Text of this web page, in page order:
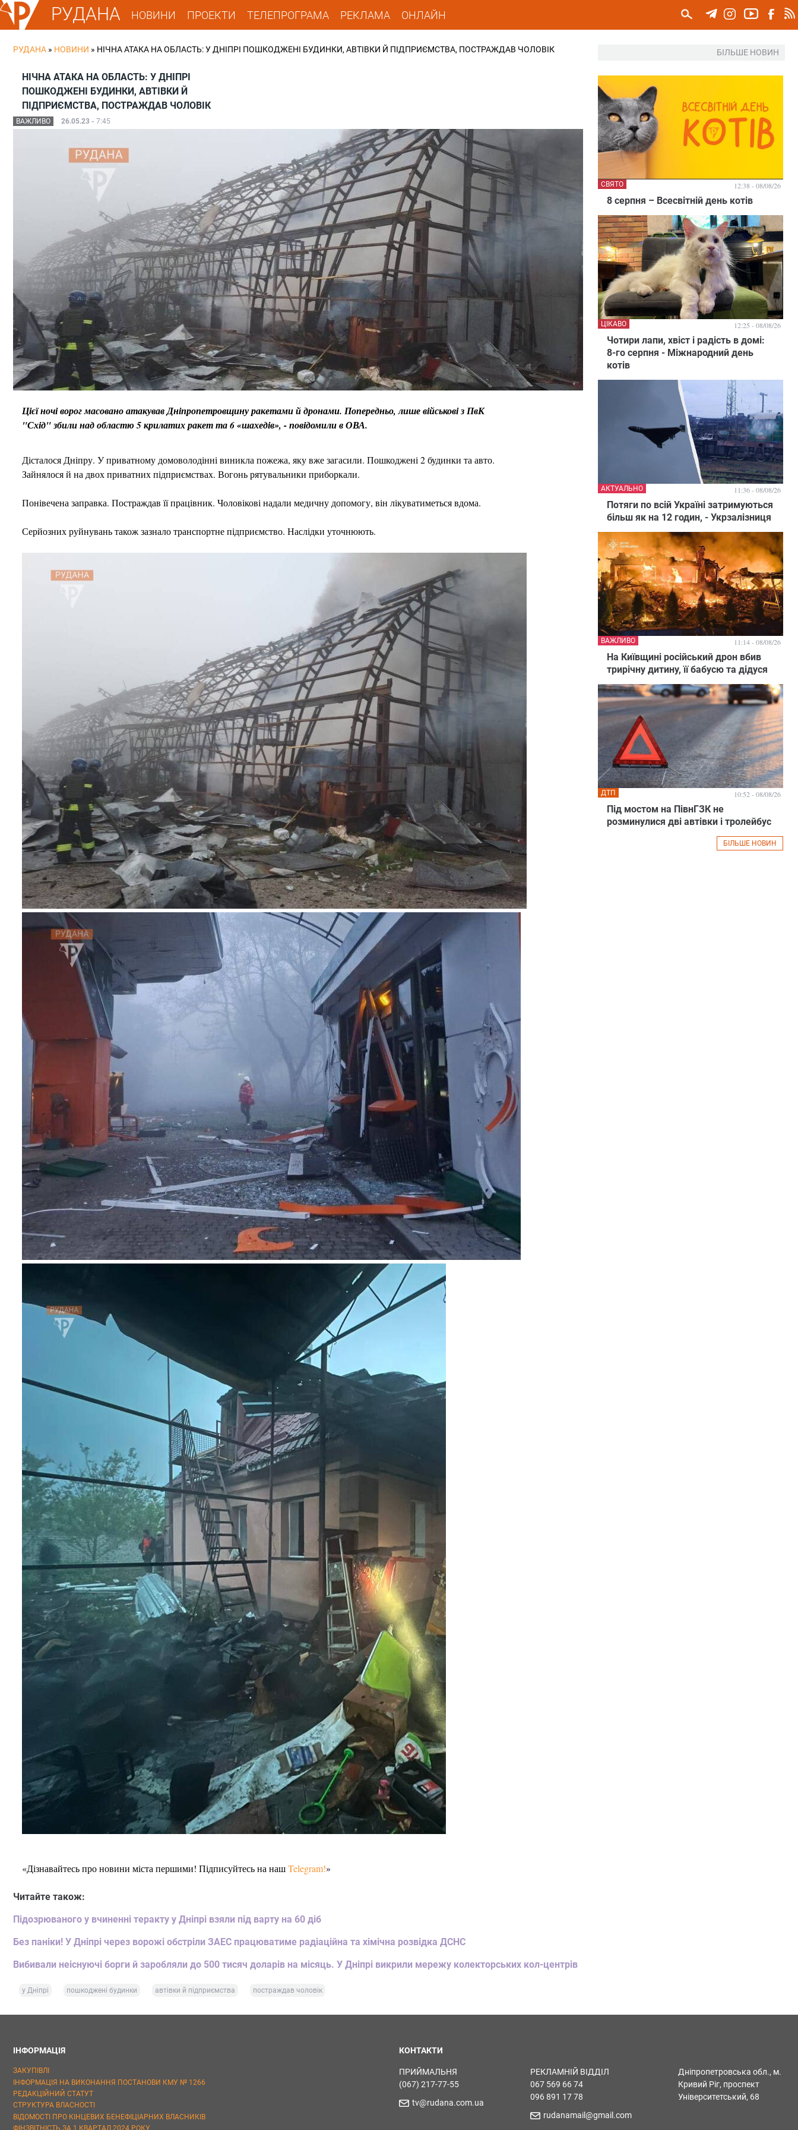
РУДАНА НОВИНИ ПРОЕКТИ ТЕЛЕПРОГРАМА РЕКЛАМА ОНЛАЙН
РУДАНА » НОВИНИ » НІЧНА АТАКА НА ОБЛАСТЬ: У ДНІПРІ ПОШКОДЖЕНІ БУДИНКИ, АВТІВКИ Й ПІДПРИЄМСТВА, ПОСТРАЖДАВ ЧОЛОВІК
НІЧНА АТАКА НА ОБЛАСТЬ: У ДНІПРІ
ПОШКОДЖЕНІ БУДИНКИ, АВТІВКИ Й
ПІДПРИЄМСТВА, ПОСТРАЖДАВ ЧОЛОВІК
ВАЖЛИВО 26.05.23 - 7:45
Цієї ночі ворог масовано атакував Дніпропетровщину ракетами й дронами. Попередньо, лише військові з ПвК
"Схід" збили над областю 5 крилатих ракет та 6 «шахедів», - повідомили в ОВА.
Дісталося Дніпру. У приватному домоволодінні виникла пожежа, яку вже загасили. Пошкоджені 2 будинки та авто.
Зайнялося й на двох приватних підприємствах. Вогонь рятувальники приборкали.
Понівечена заправка. Постраждав її працівник. Чоловікові надали медичну допомогу, він лікуватиметься вдома.
Серйозних руйнувань також зазнало транспортне підприємство. Наслідки уточнюють.
«Дізнавайтесь про новини міста першими! Підписуйтесь на нашTelegram!»
Читайте також:
Підозрюваного у вчиненні теракту у Дніпрі взяли під варту на 60 діб
Без паніки! У Дніпрі через ворожі обстріли ЗАЕС працюватиме радіаційна та хімічна розвідка ДСНС
Вибивали неіснуючі борги й заробляли до 500 тисяч доларів на місяць. У Дніпрі викрили мережу колекторських кол-центрів
у Дніпрі пошкоджені будинки автівки й підприємства постраждав чоловік
БІЛЬШЕ НОВИН
8 серпня – Всесвітній день котів
СВЯТО 12:38 - 08/08/26
Чотири лапи, хвіст і радість в домі:
8-го серпня - Міжнародний день
котів
ЦІКАВО 12:25 - 08/08/26
Потяги по всій Україні затримуються
більш як на 12 годин, - Укрзалізниця
АКТУАЛЬНО 11:36 - 08/08/26
На Київщині російський дрон вбив
трирічну дитину, її бабусю та дідуся
ВАЖЛИВО 11:14 - 08/08/26
Під мостом на ПівнГЗК не
розминулися дві автівки і тролейбус
ДТП 10:52 - 08/08/26
БІЛЬШЕ НОВИН
ІНФОРМАЦІЯ
ЗАКУПІВЛІ
ІНФОРМАЦІЯ НА ВИКОНАННЯ ПОСТАНОВИ КМУ № 1266
РЕДАКЦІЙНИЙ СТАТУТ
СТРУКТУРА ВЛАСНОСТІ
ВІДОМОСТІ ПРО КІНЦЕВИХ БЕНЕФІЦІАРНИХ ВЛАСНИКІВ
КОНТАКТИ
ПРИЙМАЛЬНЯ
(067) 217-77-55
tv@rudana.com.ua
РЕКЛАМНІЙ ВІДДІЛ
067 569 66 74
096 891 17 78
rudanamail@gmail.com
Дніпропетровська обл., м.
Кривий Ріг, проспект
Університетський, 68